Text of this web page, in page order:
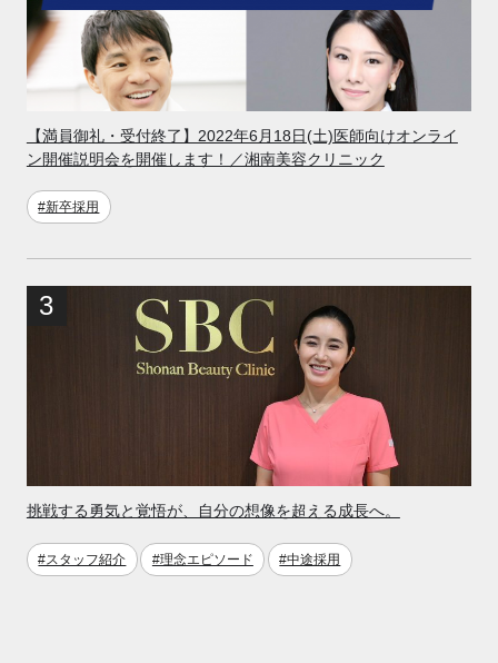
【満員御礼・受付終了】2022年6月18日(土)医師向けオンライ
ン開催説明会を開催します！／湘南美容クリニック
#新卒採用
挑戦する勇気と覚悟が、自分の想像を超える成長へ。
#スタッフ紹介 #理念エピソード #中途採用